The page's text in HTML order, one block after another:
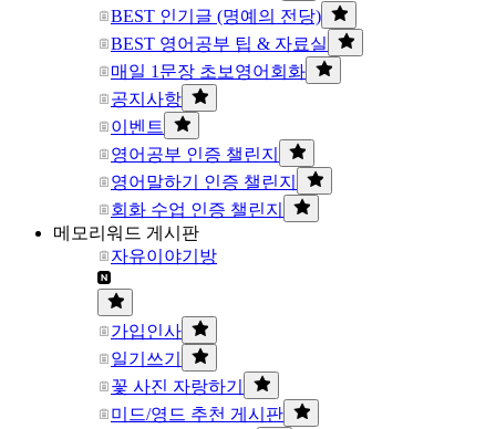
BEST 인기글 (명예의 전당)
BEST 영어공부 팁 & 자료실
매일 1문장 초보영어회화
공지사항
이벤트
영어공부 인증 챌린지
영어말하기 인증 챌린지
회화 수업 인증 챌린지
메모리워드 게시판
자유이야기방
가입인사
일기쓰기
꽃 사진 자랑하기
미드/영드 추천 게시판